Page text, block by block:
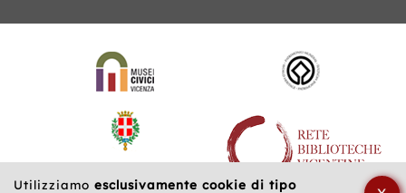
Utilizziamo esclusivamente cookie di tipo